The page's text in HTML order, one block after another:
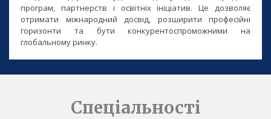
програм, партнерств і освітніх ініціатив. Це дозволяє
отримати міжнародний досвід, розширити професійні
горизонти та бути конкурентоспроможними на
глобальному ринку.
Спеціальності